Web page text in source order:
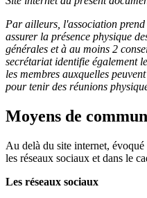
Par ailleurs, l'association prend
assurer la présence physique
générales et à au moins 2
secrétariat identifie également
les membres auxquelles
pour tenir des réunions
Moyens de
Au delà du site internet,
les réseaux sociaux et dans le
Les réseaux sociaux